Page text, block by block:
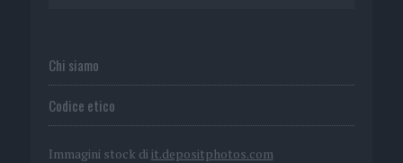
Chi siamo
Codice etico
Immagini stock di it.depositphotos.com